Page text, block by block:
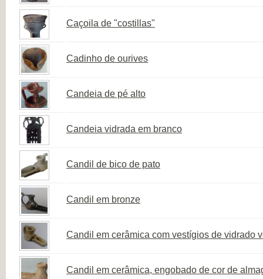
Caçoila de "costillas"
Cadinho de ourives
Candeia de pé alto
Candeia vidrada em branco
Candil de bico de pato
Candil em bronze
Candil em cerâmica com vestígios de vidrado
Candil em cerâmica, engobado de cor de